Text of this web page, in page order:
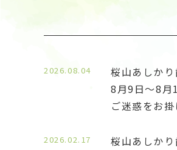
2026.08.04
桜山あしかり
8月9日〜8月
ご迷惑をお
2026.02.17
桜山あしかり